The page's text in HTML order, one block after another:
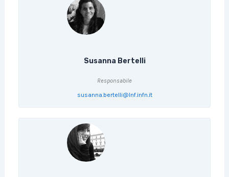
Susanna Bertelli
Responsabile
susanna.bertelli@lnf.infn.it